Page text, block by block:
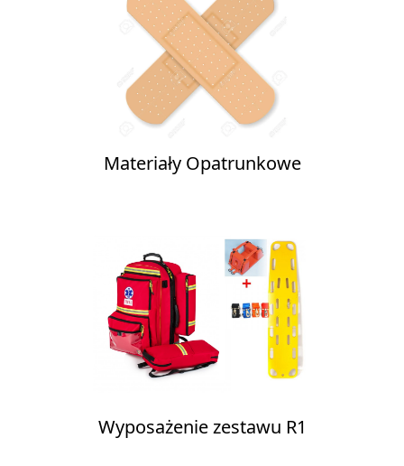
Materiały Opatrunkowe
Wyposażenie zestawu R1